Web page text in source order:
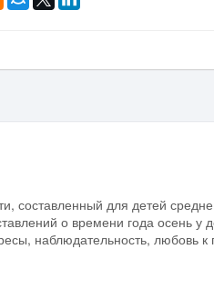
составленный для детей
о времени года осень у
наблюдательность, любовь к